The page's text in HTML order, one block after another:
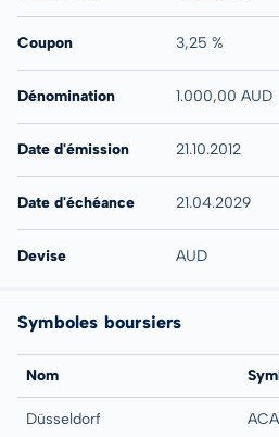
Coupon 3,25 %
Dénomination 1.000,00 AUD
Date d'émission 21.10.2012
Date d'échéance 21.04.2029
Devise AUD
Symboles boursiers
Nom
Düsseldorf